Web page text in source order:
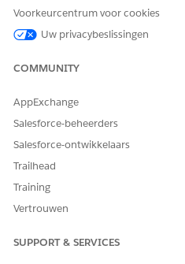
Voorkeurcentrum voor cookies
Uw privacybeslissingen
COMMUNITY
AppExchange
Salesforce-beheerders
Salesforce-ontwikkelaars
Trailhead
Training
Vertrouwen
SUPPORT & SERVICES